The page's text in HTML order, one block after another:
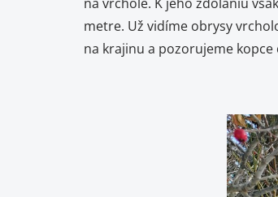
metre. Už vidíme obrysy
na krajinu a pozorujeme